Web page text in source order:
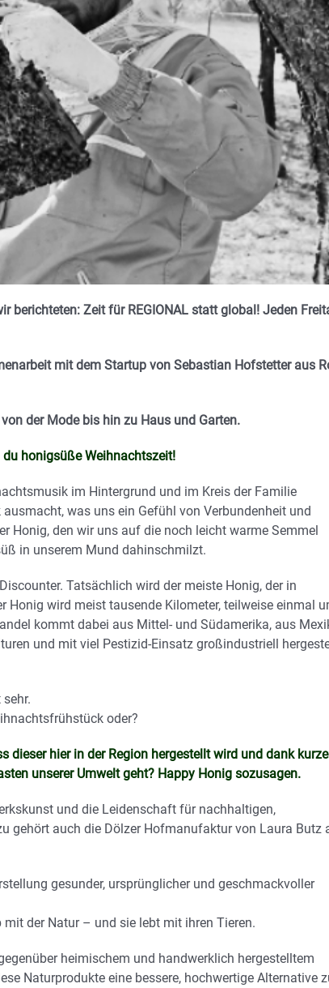
berichteten: Zeit für REGIONAL statt global! Jeden
mit dem Startup von Sebastian Hofstetter aus
der Mode bis hin zu Haus und Garten.
honigsüße Weihnachtszeit!
im Hintergrund und im Kreis der Familie
was uns ein Gefühl von Verbundenheit und
Honig, den wir uns auf die noch leicht warme Semmel
in unserem Mund dahinschmilzt.
Tatsächlich wird der meiste Honig, der in
Honig wird meist tausende Kilometer, teilweise einmal
kommt dabei aus Mittel- und Südamerika, aus
und mit viel Pestizid-Einsatz großindustriell
oder?
dieser hier in der Region hergestellt wird und dank
unserer Umwelt geht? Happy Honig sozusagen.
und die Leidenschaft für nachhaltigen,
gehört auch die Dölzer Hofmanufaktur von Laura Butz
gesunder, ursprünglicher und geschmackvoller
der Natur – und sie lebt mit ihren Tieren.
heimischem und handwerklich hergestelltem
Naturprodukte eine bessere, hochwertige Alternative